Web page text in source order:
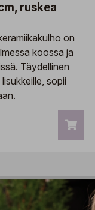
ruskea
on
koossa ja
Täydellinen
sopii